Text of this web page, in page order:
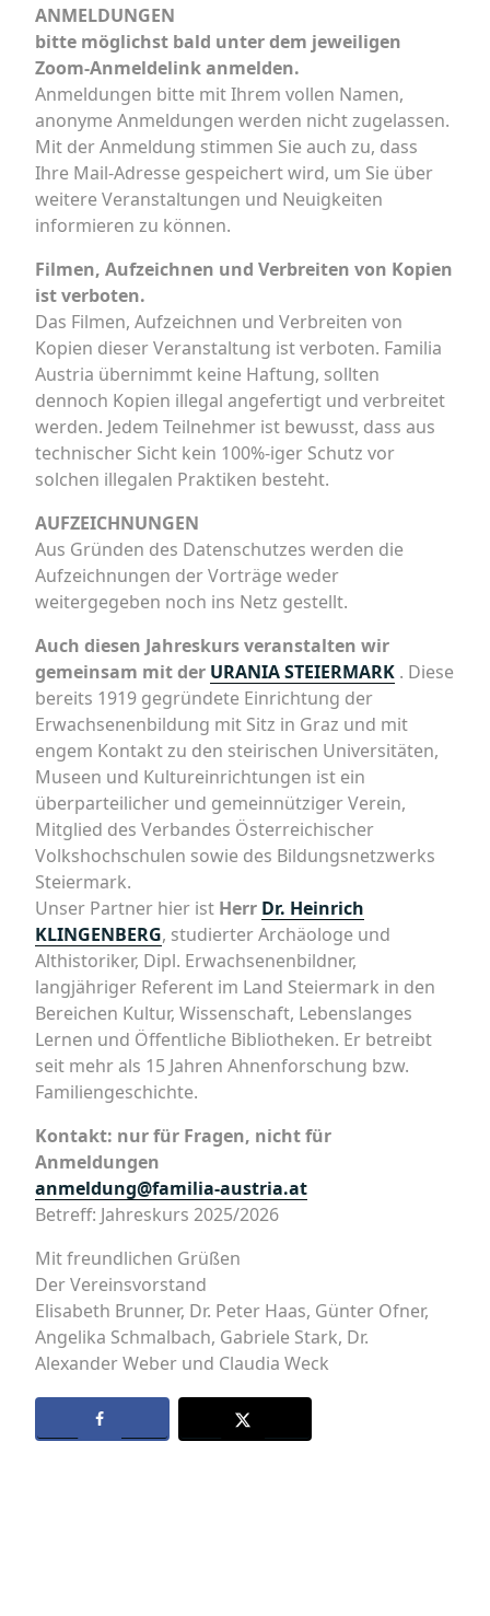
ANMELDUNGEN
bitte möglichst bald unter dem jeweiligen
Zoom-Anmeldelink anmelden.
Anmeldungen bitte mit Ihrem vollen Namen,
anonyme Anmeldungen werden nicht zugelassen.
Mit der Anmeldung stimmen Sie auch zu, dass
Ihre Mail-Adresse gespeichert wird, um Sie über
weitere Veranstaltungen und Neuigkeiten
informieren zu können.
Filmen, Aufzeichnen und Verbreiten von Kopien
ist verboten.
Das Filmen, Aufzeichnen und Verbreiten von
Kopien dieser Veranstaltung ist verboten. Familia
Austria übernimmt keine Haftung, sollten
dennoch Kopien illegal angefertigt und verbreitet
werden. Jedem Teilnehmer ist bewusst, dass aus
technischer Sicht kein 100%-iger Schutz vor
solchen illegalen Praktiken besteht.
AUFZEICHNUNGEN
Aus Gründen des Datenschutzes werden die
Aufzeichnungen der Vorträge weder
weitergegeben noch ins Netz gestellt.
Auch diesen Jahreskurs veranstalten wir
gemeinsam mit der URANIA STEIERMARK . Diese
bereits 1919 gegründete Einrichtung der
Erwachsenenbildung mit Sitz in Graz und mit
engem Kontakt zu den steirischen Universitäten,
Museen und Kultureinrichtungen ist ein
überparteilicher und gemeinnütziger Verein,
Mitglied des Verbandes Österreichischer
Volkshochschulen sowie des Bildungsnetzwerks
Steiermark.
Unser Partner hier ist Herr Dr. Heinrich
KLINGENBERG, studierter Archäologe und
Althistoriker, Dipl. Erwachsenenbildner,
langjähriger Referent im Land Steiermark in den
Bereichen Kultur, Wissenschaft, Lebenslanges
Lernen und Öffentliche Bibliotheken. Er betreibt
seit mehr als 15 Jahren Ahnenforschung bzw.
Familiengeschichte.
Kontakt: nur für Fragen, nicht für
Anmeldungen
anmeldung@familia-austria.at
Betreff: Jahreskurs 2025/2026
Mit freundlichen Grüßen
Der Vereinsvorstand
Elisabeth Brunner, Dr. Peter Haas, Günter Ofner,
Angelika Schmalbach, Gabriele Stark, Dr.
Alexander Weber und Claudia Weck